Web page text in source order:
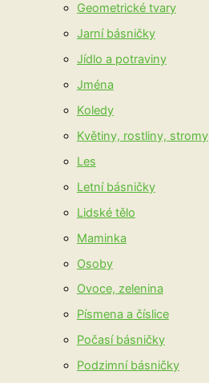
Geometrické tvary
Jarní básničky
Jídlo a potraviny
Jména
Koledy
Květiny, rostliny, stromy
Les
Letní básničky
Lidské tělo
Maminka
Osoby
Ovoce, zelenina
Písmena a číslice
Počasí básničky
Podzimní básničky